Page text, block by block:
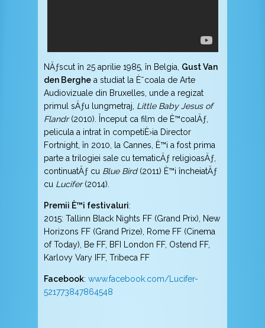
NÄƒscut în 25 aprilie 1985, în Belgia, Gust Van
den Berghea studiat la È˜coala de Arte
Audiovizuale din Bruxelles, unde a regizat
primul sÄƒu lungmetraj, Little Baby Jesus of
Flandr(2010). Început ca film de È™coalÄƒ,
pelicula a intrat în competiÈ›ia Director
Fortnight, în 2010, la Cannes, È™i a fost prima
parte a trilogiei sale cu tematicÄƒ religioasÄƒ,
continuatÄƒ cu Blue Bird(2011) È™i încheiatÄƒ
cuLucifer(2014).
Premii È™i festivaluri:
2015: Tallinn Black Nights FF (Grand Prix), New
Horizons FF (Grand Prize), Rome FF (Cinema
of Today), Be FF, BFI London FF, Ostend FF,
Karlovy Vary IFF, Tribeca FF
Facebook: www.facebook.com/Lucifer-
521773847864548